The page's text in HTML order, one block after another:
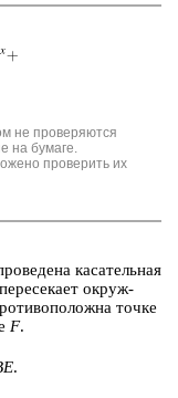
не проверяются
на бумаге.
проверить их
ка­са­тель­ная
окруж­
точке
F.
.